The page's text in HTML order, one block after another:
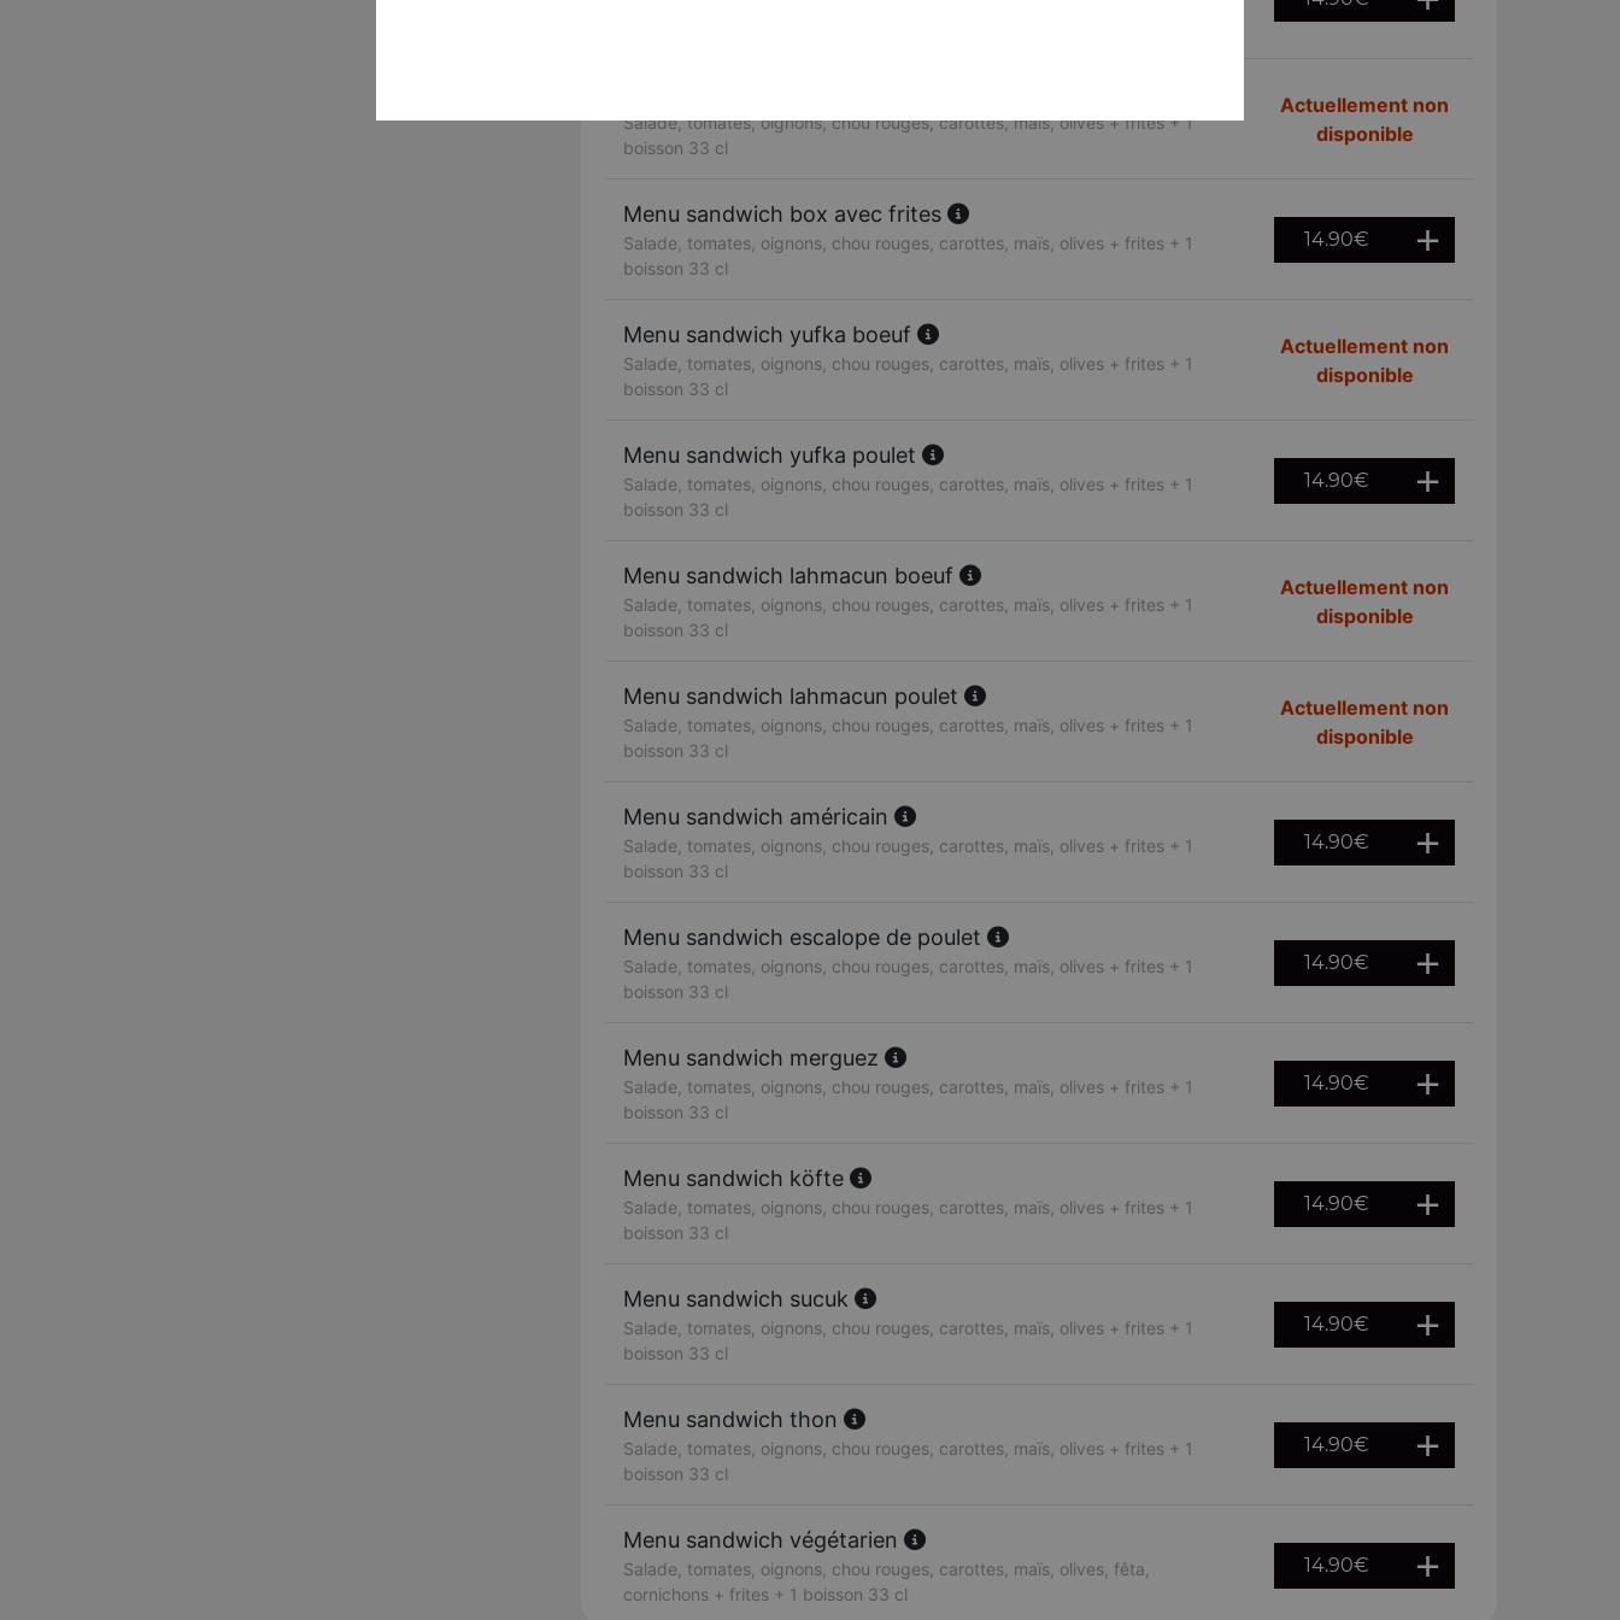
Salade, tomates, oignons, chou rouges, carottes, maïs, olives + frites + 1
boisson 33 cl
Actuellement non
disponible
Menu sandwich box avec frites
Salade, tomates, oignons, chou rouges, carottes, maïs, olives + frites + 1
boisson 33 cl
14.90€
Menu sandwich yufka boeuf
Salade, tomates, oignons, chou rouges, carottes, maïs, olives + frites + 1
boisson 33 cl
Actuellement non
disponible
Menu sandwich yufka poulet
Salade, tomates, oignons, chou rouges, carottes, maïs, olives + frites + 1
boisson 33 cl
14.90€
Menu sandwich lahmacun boeuf
Salade, tomates, oignons, chou rouges, carottes, maïs, olives + frites + 1
boisson 33 cl
Actuellement non
disponible
Menu sandwich lahmacun poulet
Salade, tomates, oignons, chou rouges, carottes, maïs, olives + frites + 1
boisson 33 cl
Actuellement non
disponible
Menu sandwich américain
Salade, tomates, oignons, chou rouges, carottes, maïs, olives + frites + 1
boisson 33 cl
14.90€
Menu sandwich escalope de poulet
Salade, tomates, oignons, chou rouges, carottes, maïs, olives + frites + 1
boisson 33 cl
14.90€
Menu sandwich merguez
Salade, tomates, oignons, chou rouges, carottes, maïs, olives + frites + 1
boisson 33 cl
14.90€
Menu sandwich köfte
Salade, tomates, oignons, chou rouges, carottes, maïs, olives + frites + 1
boisson 33 cl
14.90€
Menu sandwich sucuk
Salade, tomates, oignons, chou rouges, carottes, maïs, olives + frites + 1
boisson 33 cl
14.90€
Menu sandwich thon
Salade, tomates, oignons, chou rouges, carottes, maïs, olives + frites + 1
boisson 33 cl
14.90€
Menu sandwich végétarien
Salade, tomates, oignons, chou rouges, carottes, maïs, olives, fêta,
cornichons + frites + 1 boisson 33 cl
14.90€